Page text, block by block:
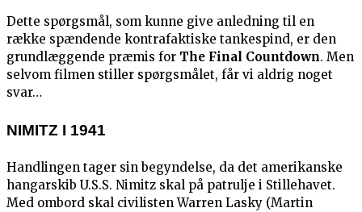
Dette spørgsmål, som kunne give anledning til en
række spændende kontrafaktiske tankespind, er den
grundlæggende præmis for The Final Countdown. Men
selvom filmen stiller spørgsmålet, får vi aldrig noget
svar…
NIMITZ I 1941
Handlingen tager sin begyndelse, da det amerikanske
hangarskib U.S.S. Nimitz skal på patrulje i Stillehavet.
Med ombord skal civilisten Warren Lasky (Martin